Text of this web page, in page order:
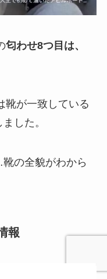
匂わせ8つ目は、
靴が一致している
した。
の全貌がわから
報